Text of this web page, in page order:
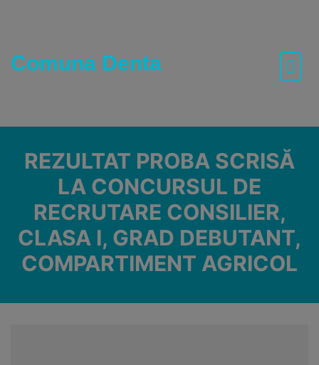
Comuna Denta
REZULTAT PROBA SCRISĂ
LA CONCURSUL DE
RECRUTARE CONSILIER,
CLASA I, GRAD DEBUTANT,
COMPARTIMENT AGRICOL